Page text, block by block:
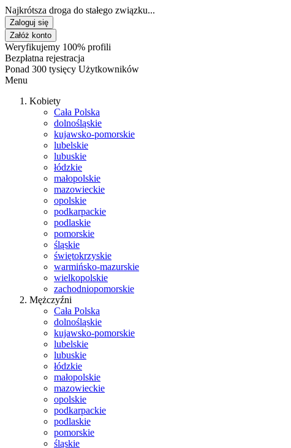
Najkrótsza droga do stałego związku...
Zaloguj się
Załóż konto
Weryfikujemy 100% profili
Bezpłatna rejestracja
Ponad 300 tysięcy Użytkowników
Menu
Kobiety
Cała Polska
dolnośląskie
kujawsko-pomorskie
lubelskie
lubuskie
łódzkie
małopolskie
mazowieckie
opolskie
podkarpackie
podlaskie
pomorskie
śląskie
świętokrzyskie
warmińsko-mazurskie
wielkopolskie
zachodniopomorskie
Mężczyźni
Cała Polska
dolnośląskie
kujawsko-pomorskie
lubelskie
lubuskie
łódzkie
małopolskie
mazowieckie
opolskie
podkarpackie
podlaskie
pomorskie
śląskie